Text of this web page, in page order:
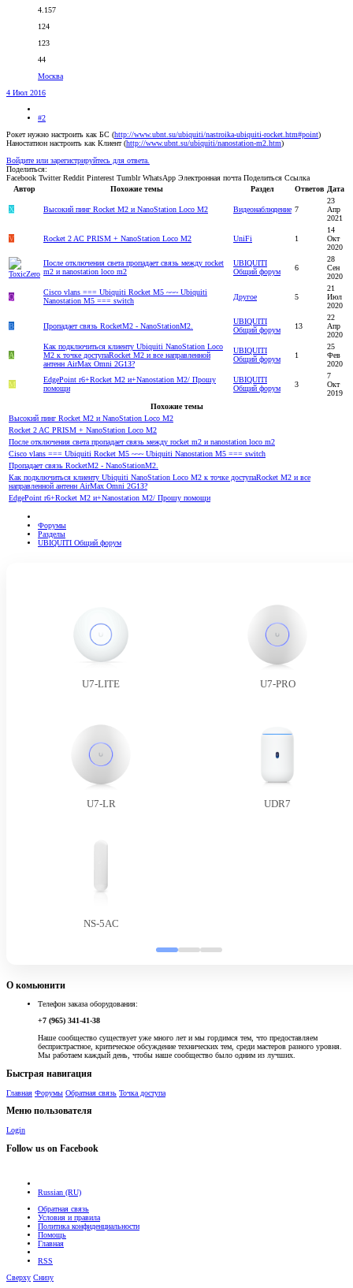
4.157
124
123
44
Москва
4 Июл 2016
#2
Рокет нужно настроить как БС (http://www.ubnt.su/ubiquiti/nastroika-ubiquiti-rocket.htm#point)
Наностатион настроить как Клиент (http://www.ubnt.su/ubiquiti/nanostation-m2.htm)
Войдите или зарегистрируйтесь для ответа.
Поделиться:
Facebook Twitter Reddit Pinterest Tumblr WhatsApp Электронная почта Поделиться Ссылка
Автор
Похожие темы Раздел Ответов Дата
X Высокий пинг Rocket M2 и NanoStation Loco М2 Видеонаблюдение 7
23
Апр
2021
V Rocket 2 AC PRISM + NanoStation Loco M2 UniFi 1
14
Окт
2020
После отключения света пропадает связь между rocket
m2 и nanostation loco m2
UBIQUITI
Общий форум
6
28
Сен
2020
Q
Cisco vlans === Ubiquiti Rocket M5 ~~~ Ubiquiti
Nanostation M5 === switch
Другое 5
21
Июл
2020
В Пропадает связь RocketM2 - NanoStationM2.
UBIQUITI
Общий форум
13
22
Апр
2020
A
Как подключиться клиенту Ubiquiti NanoStation Loco
M2 к точке доступаRocket M2 и все направленной
антенн AirMax Omni 2G1З?
UBIQUITI
Общий форум
1
25
Фев
2020
M
EdgePoint r6+Rocket M2 и+Nanostation M2/ Прошу
помощи
UBIQUITI
Общий форум
3
7
Окт
2019
Похожие темы
Высокий пинг Rocket M2 и NanoStation Loco М2
Rocket 2 AC PRISM + NanoStation Loco M2
После отключения света пропадает связь между rocket m2 и nanostation loco m2
Cisco vlans === Ubiquiti Rocket M5 ~~~ Ubiquiti Nanostation M5 === switch
Пропадает связь RocketM2 - NanoStationM2.
Как подключиться клиенту Ubiquiti NanoStation Loco M2 к точке доступаRocket M2 и все
направленной антенн AirMax Omni 2G1З?
EdgePoint r6+Rocket M2 и+Nanostation M2/ Прошу помощи
Форумы
Разделы
UBIQUITI Общий форум
U7-LITE U7-PRO
U7-LR UDR7
NS-5AC
О комьюнити
Телефон заказа оборудования:
+7 (965) 341-41-38
Наше сообщество существует уже много лет и мы гордимся тем, что предоставляем
беспристрастное, критическое обсуждение технических тем, среди мастеров разного уровня.
Мы работаем каждый день, чтобы наше сообщество было одним из лучших.
Быстрая навигация
Главная Форумы Обратная связь Точка доступа
Меню пользователя
Login
Follow us on Facebook
Russian (RU)
Обратная связь
Условия и правила
Политика конфиденциальности
Помощь
Главная
RSS
Сверху Снизу